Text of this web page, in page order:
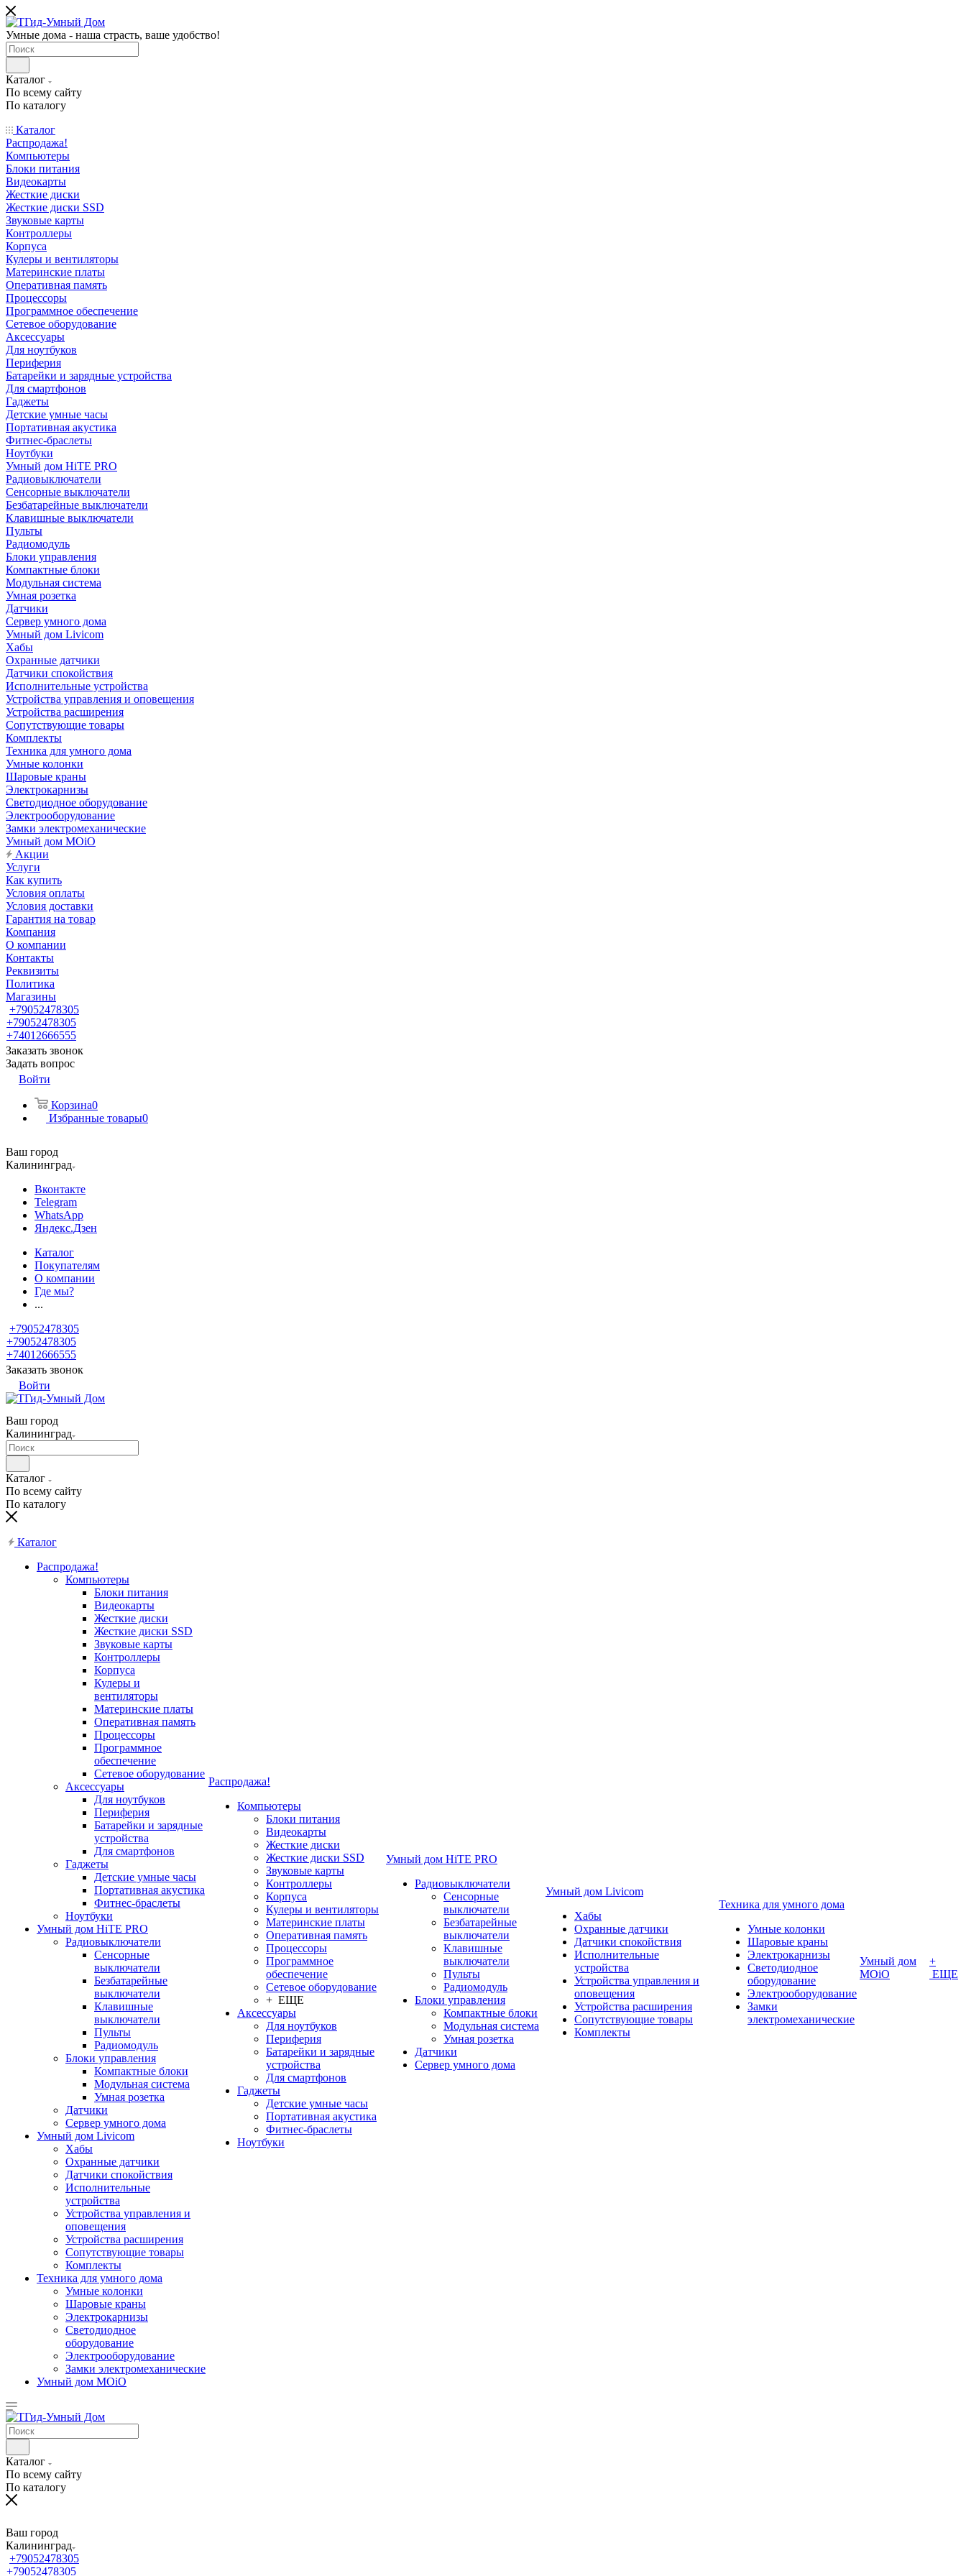
Умные дома - наша страсть, ваше удобство!
Каталог
По всему сайту
По каталогу
Каталог
Распродажа!
Компьютеры
Блоки питания
Видеокарты
Жесткие диски
Жесткие диски SSD
Звуковые карты
Контроллеры
Корпуса
Кулеры и вентиляторы
Материнские платы
Оперативная память
Процессоры
Программное обеспечение
Сетевое оборудование
Аксессуары
Для ноутбуков
Периферия
Батарейки и зарядные устройства
Для смартфонов
Гаджеты
Детские умные часы
Портативная акустика
Фитнес-браслеты
Ноутбуки
Умный дом HiTE PRO
Радиовыключатели
Сенсорные выключатели
Безбатарейные выключатели
Клавишные выключатели
Пульты
Радиомодуль
Блоки управления
Компактные блоки
Модульная система
Умная розетка
Датчики
Сервер умного дома
Умный дом Livicom
Хабы
Охранные датчики
Датчики спокойствия
Исполнительные устройства
Устройства управления и оповещения
Устройства расширения
Сопутствующие товары
Комплекты
Техника для умного дома
Умные колонки
Шаровые краны
Электрокарнизы
Светодиодное оборудование
Электрооборудование
Замки электромеханические
Умный дом MOiO
Акции
Услуги
Как купить
Условия оплаты
Условия доставки
Гарантия на товар
Компания
О компании
Контакты
Реквизиты
Политика
Магазины
+79052478305
+79052478305
+74012666555
Заказать звонок
Задать вопрос
Войти
Корзина0
Избранные товары0
Ваш город
Калининград
Вконтакте
Telegram
WhatsApp
Яндекс.Дзен
Каталог
Покупателям
О компании
Где мы?
...
+79052478305
+79052478305
+74012666555
Заказать звонок
Войти
Ваш город
Калининград
Каталог
По всему сайту
По каталогу
Каталог
Распродажа!
Компьютеры
Блоки питания
Видеокарты
Жесткие диски
Жесткие диски SSD
Звуковые карты
Контроллеры
Корпуса
Кулеры и
вентиляторы
Материнские платы
Оперативная память
Процессоры
Программное
обеспечение
Сетевое оборудование
Аксессуары
Для ноутбуков
Периферия
Батарейки и зарядные
устройства
Для смартфонов
Гаджеты
Детские умные часы
Портативная акустика
Фитнес-браслеты
Ноутбуки
Умный дом HiTE PRO
Радиовыключатели
Сенсорные
выключатели
Безбатарейные
выключатели
Клавишные
выключатели
Пульты
Радиомодуль
Блоки управления
Компактные блоки
Модульная система
Умная розетка
Датчики
Сервер умного дома
Умный дом Livicom
Хабы
Охранные датчики
Датчики спокойствия
Исполнительные
устройства
Устройства управления и
оповещения
Устройства расширения
Сопутствующие товары
Комплекты
Техника для умного дома
Умные колонки
Шаровые краны
Электрокарнизы
Светодиодное
оборудование
Электрооборудование
Замки электромеханические
Умный дом MOiO
Распродажа!
Компьютеры
Блоки питания
Видеокарты
Жесткие диски
Жесткие диски SSD
Звуковые карты
Контроллеры
Корпуса
Кулеры и вентиляторы
Материнские платы
Оперативная память
Процессоры
Программное
обеспечение
Сетевое оборудование
+ ЕЩЕ
Аксессуары
Для ноутбуков
Периферия
Батарейки и зарядные
устройства
Для смартфонов
Гаджеты
Детские умные часы
Портативная акустика
Фитнес-браслеты
Ноутбуки
Умный дом HiTE PRO
Радиовыключатели
Сенсорные
выключатели
Безбатарейные
выключатели
Клавишные
выключатели
Пульты
Радиомодуль
Блоки управления
Компактные блоки
Модульная система
Умная розетка
Датчики
Сервер умного дома
Умный дом Livicom
Хабы
Охранные датчики
Датчики спокойствия
Исполнительные
устройства
Устройства управления и
оповещения
Устройства расширения
Сопутствующие товары
Комплекты
Техника для умного дома
Умные колонки
Шаровые краны
Электрокарнизы
Светодиодное
оборудование
Электрооборудование
Замки
электромеханические
Умный дом
MOiO
+
ЕЩЕ
Каталог
По всему сайту
По каталогу
Ваш город
Калининград
+79052478305
+79052478305